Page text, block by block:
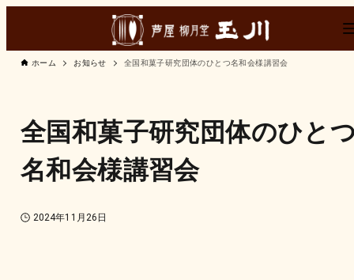
ホーム お知らせ 全国和菓子研究団体のひとつ名和会様講習会
全国和菓子研究団体のひと
名和会様講習会
2024年11月26日